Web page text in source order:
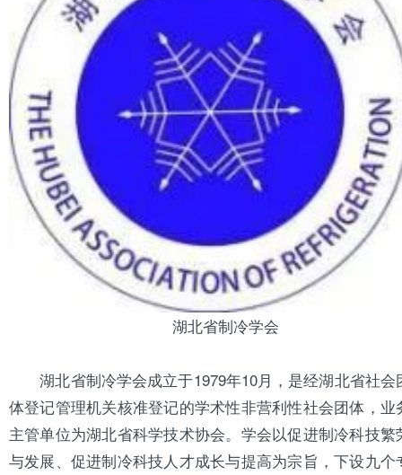
湖北省制冷学会
湖北省制冷学会成立于1979年10月，是经湖北省社会
体登记管理机关核准登记的学术性非营利性社会团体，业
主管单位为湖北省科学技术协会。学会以促进制冷科技繁
与发展、促进制冷科技人才成长与提高为宗旨，下设九个